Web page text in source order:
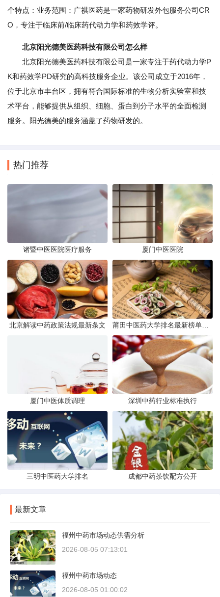
个特点：业务范围：广祺医药是一家药物研发外包服务公司CR
O，专注于临床前/临床药代动力学和药效学评。
北京阳光德美医药科技有限公司怎么样
北京阳光德美医药科技有限公司是一家专注于药代动力学P
K和药效学PD研究的高科技服务企业。该公司成立于2016年，
位于北京市丰台区，拥有符合国际标准的生物分析实验室和技
术平台，能够提供从组织、细胞、蛋白到分子水平的全面检测
服务。阳光德美的服务涵盖了药物研发的。
热门推荐
诸暨中医医院医疗服务 厦门中医医院
北京解读中药政策法规最新条文
厦门中医体质调理 深圳中药行业标准执行
三明中医药大学排名 成都中药茶饮配方公开
最新文章
福州中药市场动态供需分析
2026-08-05 07:13:01
福州中药市场动态
2026-08-05 01:00:02